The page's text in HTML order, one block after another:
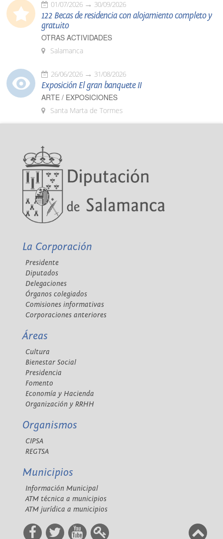
01/07/2026 30/09/2026
122 Becas de residencia con alojamiento completo y
gratuito
OTRAS ACTIVIDADES
Salamanca
26/06/2026 31/08/2026
Exposición El gran banquete II
ARTE / EXPOSICIONES
Santa Marta de Tormes
La Corporación
Presidente
Diputados
Delegaciones
Órganos colegiados
Comisiones informativas
Corporaciones anteriores
Áreas
Cultura
Bienestar Social
Presidencia
Fomento
Economía y Hacienda
Organización y RRHH
Organismos
CIPSA
REGTSA
Municipios
Información Municipal
ATM técnica a municipios
ATM jurídica a municipios